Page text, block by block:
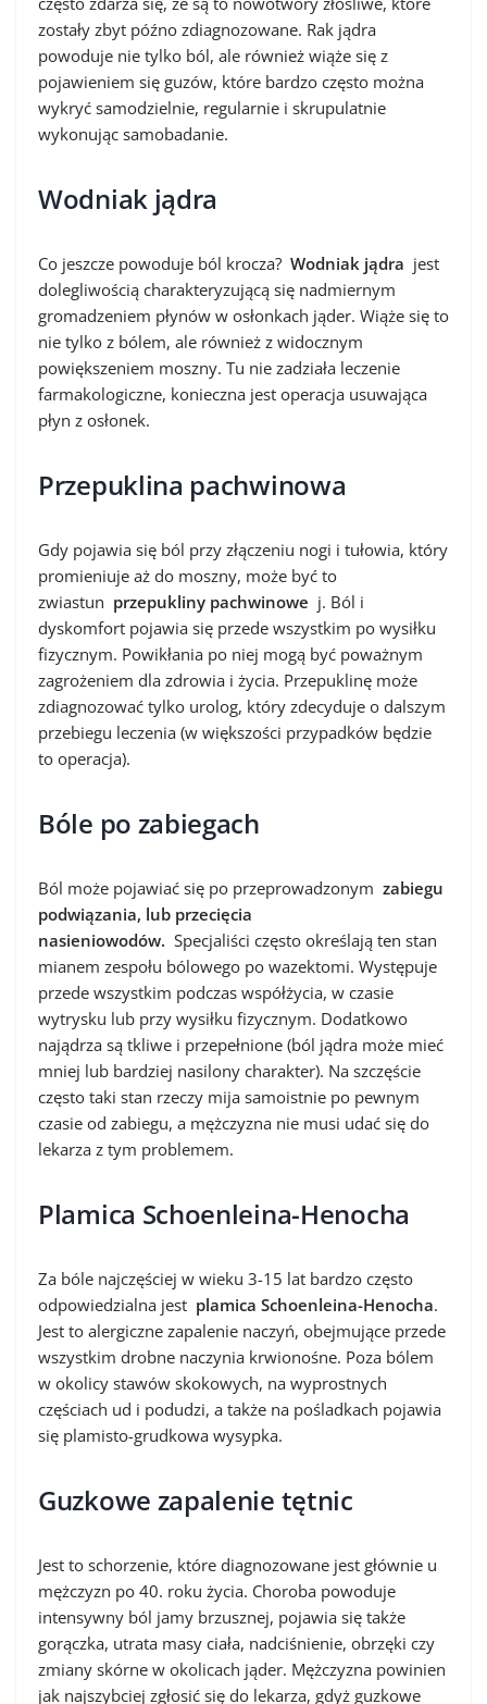
zostały zbyt późno zdiagnozowane. Rak jądra
powoduje nie tylko ból, ale również wiąże się z
pojawieniem się guzów, które bardzo często można
wykryć samodzielnie, regularnie i skrupulatnie
wykonując samobadanie.
Wodniak jądra
Co jeszcze powoduje ból krocza? Wodniak jądra jest
dolegliwością charakteryzującą się nadmiernym
gromadzeniem płynów w osłonkach jąder. Wiąże się to
nie tylko z bólem, ale również z widocznym
powiększeniem moszny. Tu nie zadziała leczenie
farmakologiczne, konieczna jest operacja usuwająca
płyn z osłonek.
Przepuklina pachwinowa
Gdy pojawia się ból przy złączeniu nogi i tułowia, który
promieniuje aż do moszny, może być to
zwiastun przepukliny pachwinowe j. Ból i
dyskomfort pojawia się przede wszystkim po wysiłku
fizycznym. Powikłania po niej mogą być poważnym
zagrożeniem dla zdrowia i życia. Przepuklinę może
zdiagnozować tylko urolog, który zdecyduje o dalszym
przebiegu leczenia (w większości przypadków będzie
to operacja).
Bóle po zabiegach
Ból może pojawiać się po przeprowadzonym zabiegu
podwiązania, lub przecięcia
nasieniowodów. Specjaliści często określają ten stan
mianem zespołu bólowego po wazektomi. Występuje
przede wszystkim podczas współżycia, w czasie
wytrysku lub przy wysiłku fizycznym. Dodatkowo
najądrza są tkliwe i przepełnione (ból jądra może mieć
mniej lub bardziej nasilony charakter). Na szczęście
często taki stan rzeczy mija samoistnie po pewnym
czasie od zabiegu, a mężczyzna nie musi udać się do
lekarza z tym problemem.
Plamica Schoenleina-Henocha
Za bóle najczęściej w wieku 3-15 lat bardzo często
odpowiedzialna jest plamica Schoenleina-Henocha.
Jest to alergiczne zapalenie naczyń, obejmujące przede
wszystkim drobne naczynia krwionośne. Poza bólem
w okolicy stawów skokowych, na wyprostnych
częściach ud i podudzi, a także na pośladkach pojawia
się plamisto-grudkowa wysypka.
Guzkowe zapalenie tętnic
Jest to schorzenie, które diagnozowane jest głównie u
mężczyzn po 40. roku życia. Choroba powoduje
intensywny ból jamy brzusznej, pojawia się także
gorączka, utrata masy ciała, nadciśnienie, obrzęki czy
zmiany skórne w okolicach jąder. Mężczyzna powinien
jak najszybciej zgłosić się do lekarza, gdyż guzkowe